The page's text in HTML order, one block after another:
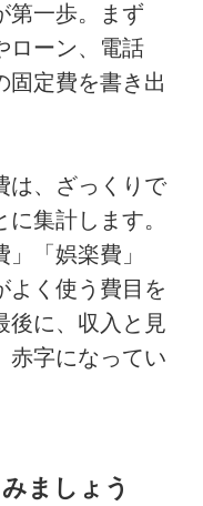
第一歩。まず
ローン、電話
固定費を書き出
は、ざっくりで
集計します。
「娯楽費」
よく使う費目を
後に、収入と見
赤字になってい
ましょう